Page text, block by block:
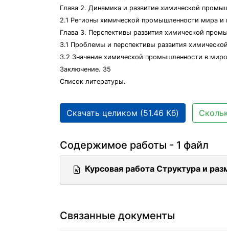
Глава 2. Динамика и развитие химической
2.1 Регионы химической промышленности мира и
Глава 3. Перспективы развития химической
3.1 Проблемы и перспективы развития
3.2 Значение химической промышленности в
Заключение. 35
Список литературы.
Скачать целиком (51.46 Кб)
Содержимое работы - 1 файл
Курсовая работа Структура и
Связанные документы